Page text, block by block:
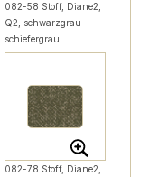
082-58 Stoff, Diane2,
Q2, schwarzgrau
schiefergrau
082-78 Stoff, Diane2,